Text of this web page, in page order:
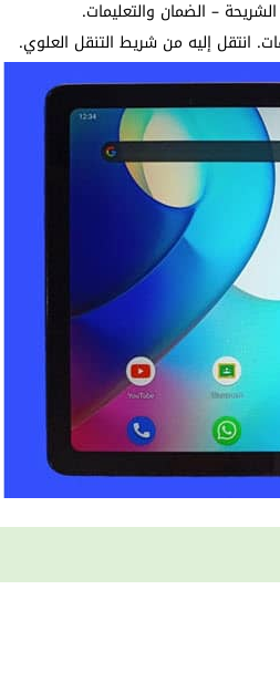
انتقل إليه من شريط التنقل العلوي.